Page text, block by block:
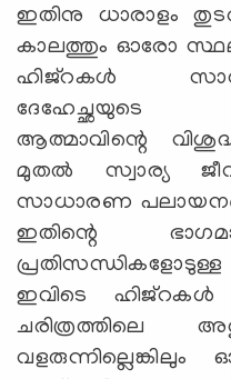
ഇതിനു ധാരാളം
കാലത്തും ഓരോ
ഹിജ്‌റകള്‍
ദേഹേച്ഛയുടെ
ആത്മാവിന്റെ
മുതല്‍ സ്വാര്യ
സാധാരണ
ഇതിന്റെ
ഇവിടെ ഹിജ്‌റകള്‍
ചരിത്രത്തിലെ